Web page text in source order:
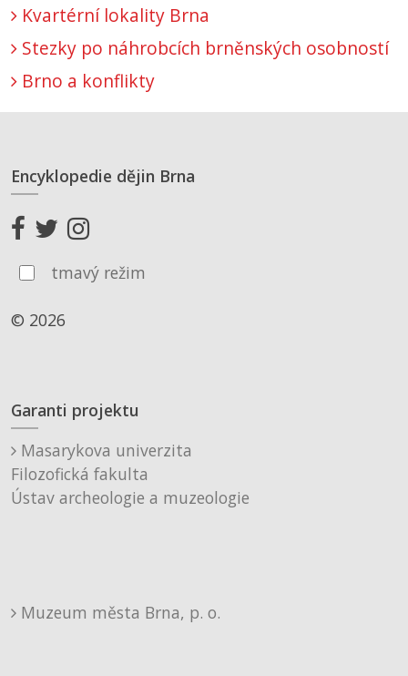
Kvartérní lokality Brna
Stezky po náhrobcích brněnských osobností
Brno a konflikty
Encyklopedie dějin Brna
tmavý režim
© 2026
Garanti projektu
Masarykova univerzita
Filozofická fakulta
Ústav archeologie a muzeologie
Muzeum města Brna, p. o.